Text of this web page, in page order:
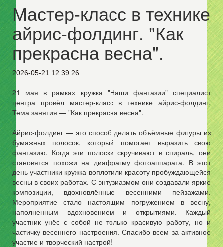
Мастер-класс в технике
айрис-фолдинг. "Как
прекрасна весна".
2026-05-21 12:39:26
21 мая в рамках кружка "Наши фантазии" специалист
центра провёл мастер-класс в технике айрис-фолдинг.
Тема занятия — "Как прекрасна весна".
Айрис-фолдинг — это способ делать объёмные фигуры из
бумажных полосок, который помогает выразить свою
фантазию. Когда эти полоски скручивают в спираль, они
становятся похожи на диафрагму фотоаппарата. В этот
день участники кружка воплотили красоту пробуждающейся
весны в своих работах. С энтузиазмом они создавали яркие
композиции, вдохновлённые весенними пейзажами.
Мероприятие стало настоящим погружением в весну,
наполненным вдохновением и открытиями. Каждый
участник унёс с собой не только красивую работу, но и
частичку весеннего настроения. Спасибо всем за активное
участие и творческий настрой!